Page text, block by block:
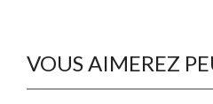
VOUS AIMEREZ